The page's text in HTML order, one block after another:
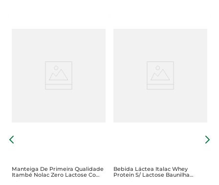
Manteiga De Primeira Qualidade
Itambé Nolac Zero Lactose Com
Sal 200g
Bebida Láctea Italac Whey
Protein S/ Lactose Baunilha
250ml